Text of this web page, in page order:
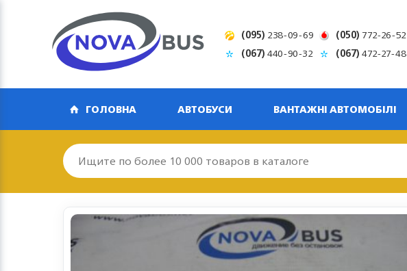
(095) 238-09-69 (050) 772-26-52
(067)440-90-32 (067)472-27-48
ГОЛОВНА АВТОБУСИ ВАНТАЖНІ АВТОМОБІЛІ